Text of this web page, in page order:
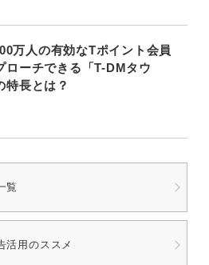
万人の有効なTポイント会員
ローチできる「T-DMタウ
特長とは？
覧
活用のススメ